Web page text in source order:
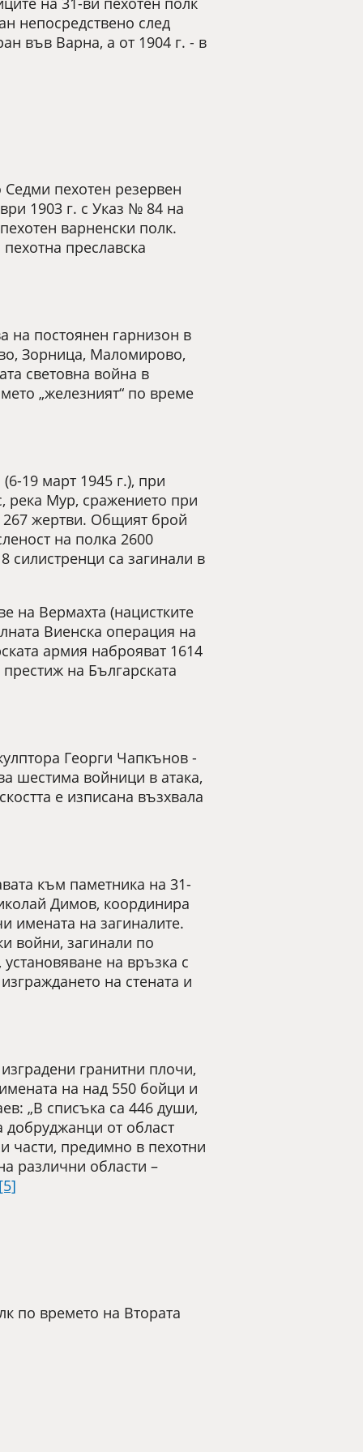
непосредствено след
във Варна, а от 1904 г. - в
пехотен резервен
1903 г. с Указ № 84 на
варненски полк.
преславска
на постоянен гарнизон в
Зорница, Маломирово,
световна война в
„железният“ по време
19 март 1945 г.), при
река Мур, сражението при
267 жертви. Общият брой
на полка 2600
са загинали в
на Вермахта (нацистките
Виенска операция на
армия наброяват 1614
на Българската
Георги Чапкънов -
шестима войници в атака,
е изписана възхвала
към паметника на 31-
Димов, координира
имената на загиналите.
войни, загинали по
на връзка с
на стената и
гранитни плочи,
на над 550 бойци и
„В списъка са 446 души,
от област
части, предимно в пехотни
различни области –
по времето на Втората